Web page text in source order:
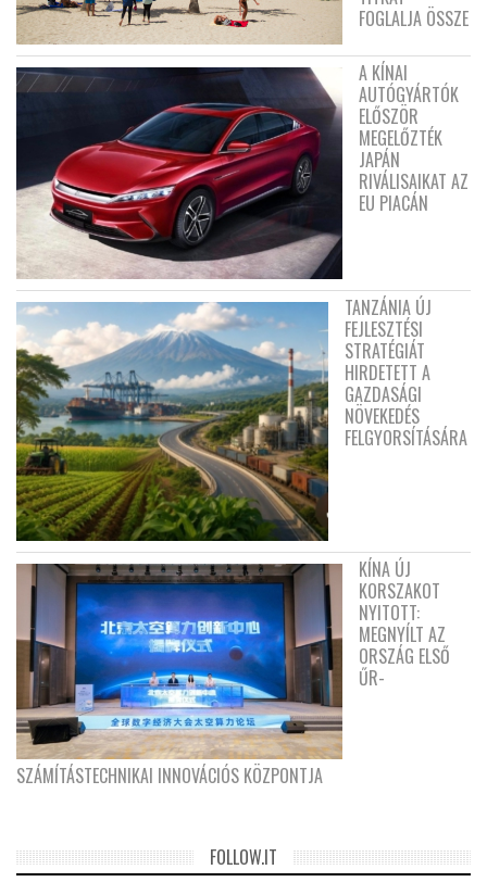
FOGLALJA ÖSSZE
A KÍNAI
AUTÓGYÁRTÓK
ELŐSZÖR
MEGELŐZTÉK
JAPÁN
RIVÁLISAIKAT AZ
EU PIACÁN
TANZÁNIA ÚJ
FEJLESZTÉSI
STRATÉGIÁT
HIRDETETT A
GAZDASÁGI
NÖVEKEDÉS
FELGYORSÍTÁSÁRA
KÍNA ÚJ
KORSZAKOT
NYITOTT:
MEGNYÍLT AZ
ORSZÁG ELSŐ
ŰR-
SZÁMÍTÁSTECHNIKAI INNOVÁCIÓS KÖZPONTJA
FOLLOW.IT